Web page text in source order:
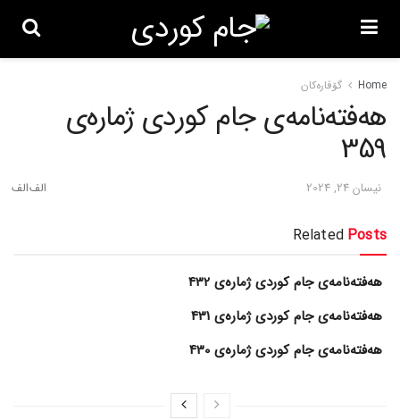
Home گۆڤاره‌کان
هەفتەنامەی جام کوردی ژمارەی
359
نیسان 24, 2024
Related Posts
هەفتەنامەی جام کوردی ژمارەی 432
هەفتەنامەی جام کوردی ژمارەی 431
هەفتەنامەی جام کوردی ژمارەی 430